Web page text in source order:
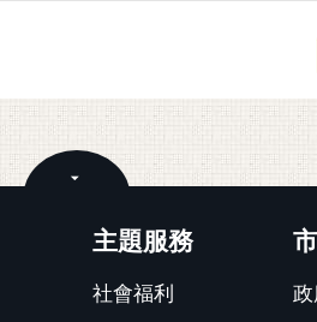
主題服務
社會福利
政